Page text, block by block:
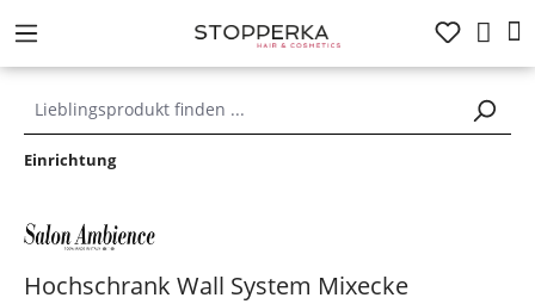
springen
Einrichtung
Hochschrank Wall System Mixecke